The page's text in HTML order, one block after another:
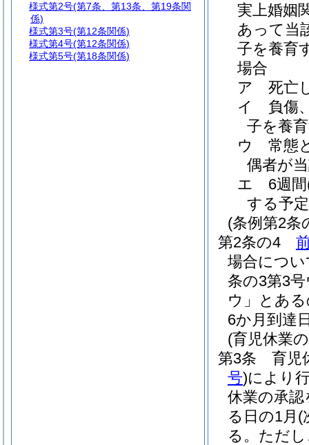
実上婚姻
あって当
子を養育
場合
ア
死亡
イ
負傷
子を養
ウ
常態
偶者が
エ
6週間
する予
(条例第2条
第2条の4
場合につ
条の3第3
ウ」とあ
6か月到達
(育児休業
第3条
育児
号)により
休業の承
る日の1月 (
る。 ただ
様式第2号(第7条、第13条、第19条関
係)
様式第3号(第12条関係)
様式第4号(第12条関係)
様式第5号(第18条関係)